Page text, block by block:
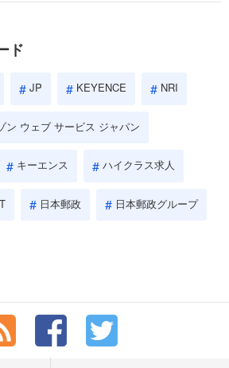
成果を具体的に問われるほか、「人間性」も評価
ド
JP KEYENCE NRI
ン ウェブ サービス ジャパン
キーエンス ハイクラス求人
日本郵政 日本郵政グループ